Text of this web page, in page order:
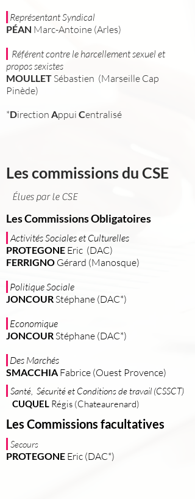
Représentant Syndical
PÉAN Marc-Antoine (Arles)
Référent contre le harcellement sexuel et
propos sexistes
MOULLET Sébastien (Marseille Cap
Pinède)
*Direction Appui Centralisé
Les commissions du CSE
Élues par le CSE
Les Commissions Obligatoires
Activités Sociales et Culturelles
PROTEGONE Eric (DAC)
FERRIGNO Gérard (Manosque)
Politique Sociale
JONCOURStéphane (DAC*)
Economique
JONCOURStéphane (DAC*)
Des Marchés
SMACCHIA Fabrice (Ouest Provence)
Santé, Sécurité et Conditions de travail (CSSCT)
CUQUEL Régis (Chateaurenard)
Les Commissions facultatives
Secours
PROTEGONE Eric (DAC*)